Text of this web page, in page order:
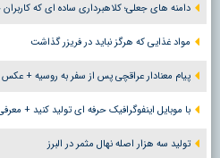
دامنه های جعلی؛ کلاهبرداری ساده ای که
مواد غذایی که هرگز نباید در فریزر گذاشت
پیام معنادار عراقچی پس از سفر به روسیه + عکس
با موبایل اینفوگرافیک حرفه ای تولید کنید +
تولید سه هزار اصله نهال مثمر در البرز